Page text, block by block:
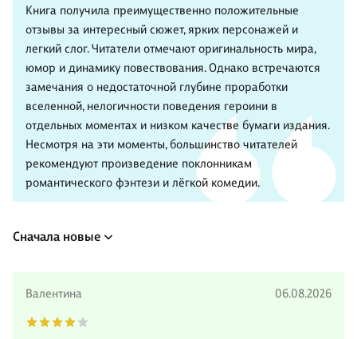
Книга получила преимущественно положительные
отзывы за интересный сюжет, ярких персонажей и
легкий слог. Читатели отмечают оригинальность мира,
юмор и динамику повествования. Однако встречаются
замечания о недостаточной глубине проработки
вселенной, нелогичности поведения героини в
отдельных моментах и низком качестве бумаги издания.
Несмотря на эти моменты, большинство читателей
рекомендуют произведение поклонникам
романтического фэнтези и лёгкой комедии.
Сначала новые
Валентина 06.08.2026